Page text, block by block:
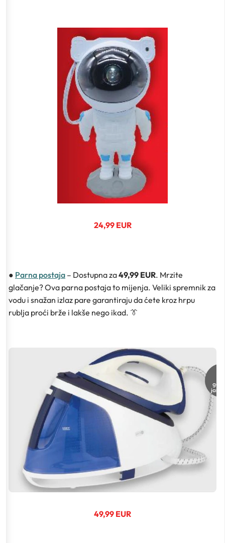
24,99 EUR
● Parna postaja – Dostupna za49,99 EUR. Mrzite
glačanje? Ova parna postaja to mijenja. Veliki spremnik za
vodu i snažan izlaz pare garantiraju da ćete kroz hrpu
rublja proći brže i lakše nego ikad. 👔
49,99 EUR